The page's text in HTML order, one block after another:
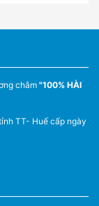
45 Chỗ
châm"100% HÀI
TT- Huế cấp ngày